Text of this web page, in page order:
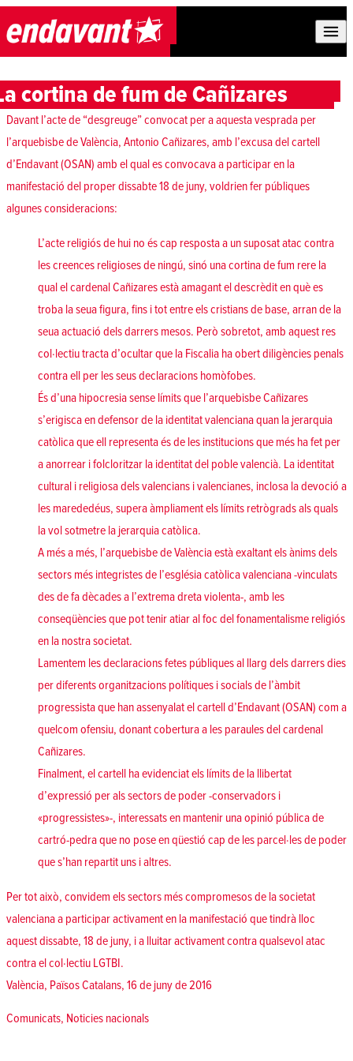
Skip to content
cortina de fum de Cañizares
Davant l’acte de “desgreuge” convocat per a aquesta vesprada per
l’arquebisbe de València, Antonio Cañizares, amb l’excusa del cartell
d’Endavant (OSAN) amb el qual es convocava a participar en la
manifestació del proper dissabte 18 de juny, voldrien fer públiques
algunes consideracions:
L’acte religiós de hui no és cap resposta a un suposat atac contra
les creences religioses de ningú, sinó una cortina de fum rere la
qual el cardenal Cañizares està amagant el descrèdit en què es
troba la seua figura, fins i tot entre els cristians de base, arran de la
seua actuació dels darrers mesos. Però sobretot, amb aquest res
col·lectiu tracta d’ocultar que la Fiscalia ha obert diligències penals
contra ell per les seus declaracions homòfobes.
És d’una hipocresia sense límits que l’arquebisbe Cañizares
s’erigisca en defensor de la identitat valenciana quan la jerarquia
catòlica que ell representa és de les institucions que més ha fet per
a anorrear i folcloritzar la identitat del poble valencià. La identitat
cultural i religiosa dels valencians i valencianes, inclosa la devoció a
les marededéus, supera àmpliament els límits retrògrads als quals
la vol sotmetre la jerarquia catòlica.
A més a més, l’arquebisbe de València està exaltant els ànims dels
sectors més integristes de l’església catòlica valenciana -vinculats
des de fa dècades a l’extrema dreta violenta-, amb les
conseqüències que pot tenir atiar al foc del fonamentalisme religiós
en la nostra societat.
Lamentem les declaracions fetes públiques al llarg dels darrers dies
per diferents organitzacions polítiques i socials de l’àmbit
progressista que han assenyalat el cartell d’Endavant (OSAN) com a
quelcom ofensiu, donant cobertura a les paraules del cardenal
Cañizares.
Finalment, el cartell ha evidenciat els límits de la llibertat
d’expressió per als sectors de poder -conservadors i
«progressistes»-, interessats en mantenir una opinió pública de
cartró-pedra que no pose en qüestió cap de les parcel·les de poder
que s’han repartit uns i altres.
Per tot això, convidem els sectors més compromesos de la societat
valenciana a participar activament en la manifestació que tindrà lloc
aquest dissabte, 18 de juny, i a lluitar activament contra qualsevol atac
contra el col·lectiu LGTBI.
València, Països Catalans, 16 de juny de 2016
Posted in
Comunicats, Noticies nacionals